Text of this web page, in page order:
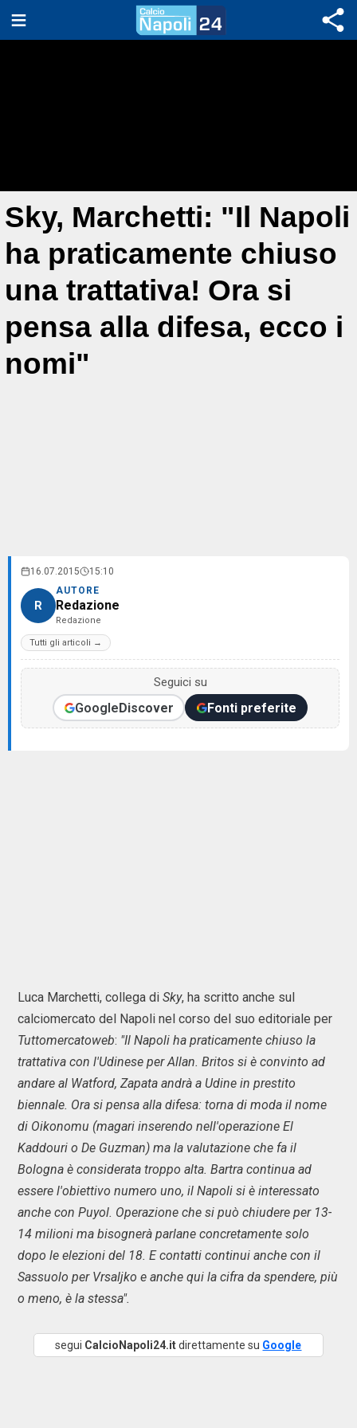
Sky, Marchetti: "Il Napoli
ha praticamente chiuso
una trattativa! Ora si
pensa alla difesa, ecco i
nomi"
16.07.2015 15:10
R
AUTORE
Redazione
Redazione
Tutti gli articoli →
Seguici su
GoogleDiscover Fonti preferite
Luca Marchetti, collega di Sky, ha scritto anche sul
calciomercato del Napoli nel corso del suo editoriale per
Tuttomercatoweb: "Il Napoli ha praticamente chiuso la
trattativa con l'Udinese per Allan. Britos si è convinto ad
andare al Watford, Zapata andrà a Udine in prestito
biennale. Ora si pensa alla difesa: torna di moda il nome
di Oikonomu (magari inserendo nell'operazione El
Kaddouri o De Guzman) ma la valutazione che fa il
Bologna è considerata troppo alta. Bartra continua ad
essere l'obiettivo numero uno, il Napoli si è interessato
anche con Puyol. Operazione che si può chiudere per 13-
14 milioni ma bisognerà parlane concretamente solo
dopo le elezioni del 18. E contatti continui anche con il
Sassuolo per Vrsaljko e anche qui la cifra da spendere, più
o meno, è la stessa".
segui CalcioNapoli24.itdirettamente su Google